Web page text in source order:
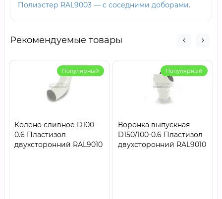
Полиэстер RAL9003 — с соседними доборами.
Рекомендуемые товары
Популярный
Колено сливное D100-
0.6 Пластизол
двухсторонний RAL9010
Популярный
Воронка выпускная
D150/100-0.6 Пластизол
двухсторонний RAL9010